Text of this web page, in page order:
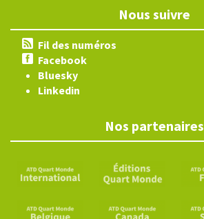
Nous suivre
Fil des numéros
Facebook
Bluesky
Linkedin
Nos partenaires